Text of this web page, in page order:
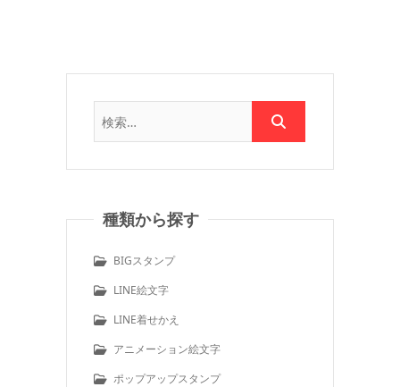
種類から探す
BIGスタンプ
LINE絵文字
LINE着せかえ
アニメーション絵文字
ポップアップスタンプ